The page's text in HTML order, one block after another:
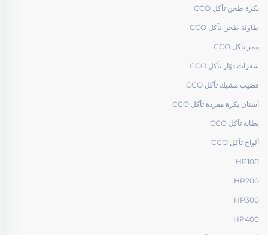
بكرة طحن تآكل CCO
طاولة طحن تآكل CCO
ممر تآكل CCO
شفرات دوّار تآكل CCO
قضيب مشبك تآكل CCO
أسنان بكرة مفردة تآكل CCO
بطانة تآكل CCO
ألواح تآكل CCO
HP100
HP200
HP300
HP400